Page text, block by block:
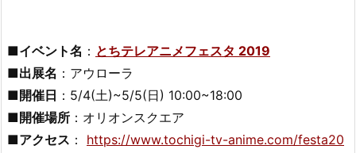
■イベント名 ： とちテレアニメフェスタ 2019
■出展名 ：アウローラ
■開催日 ：5/4(土)~5/5(日) 10:00~18:00
■開催場所 ：オリオンスクエア
■アクセス ： https://www.tochigi-tv-anime.com/festa20